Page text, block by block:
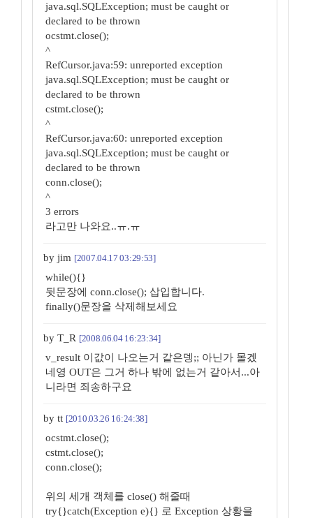
java.sql.SQLException; must be caught or
declared to be thrown
ocstmt.close();
^
RefCursor.java:59: unreported exception
java.sql.SQLException; must be caught or
declared to be thrown
cstmt.close();
^
RefCursor.java:60: unreported exception
java.sql.SQLException; must be caught or
declared to be thrown
conn.close();
^
3 errors
라고만 나와요..ㅠ.ㅠ
by jim [2007.04.17 03:29:53]
while(){}
뒷문장에 conn.close(); 삽입합니다.
finally()문장을 삭제해보세요
by T_R [2008.06.04 16:23:34]
v_result 이값이 나오는거 같은뎅;; 아닌가 몰겠
네영 OUT은 그거 하나 밖에 없는거 같아서...아
니라면 죄송하구요
by tt [2010.03.26 16:24:38]
ocstmt.close();
cstmt.close();
conn.close();
위의 세개 객체를 close() 해줄때
try{}catch(Exception e){} 로 Exception 상황을